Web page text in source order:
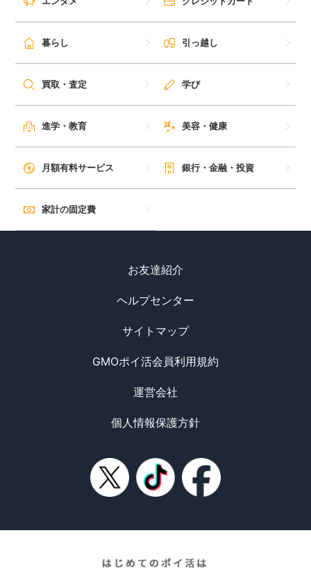
暮らし 引っ越し
買取・査定 学び
進学・教育 美容・健康
月額有料サービス 銀行・金融・投資
家計の固定費
お友達紹介
ヘルプセンター
サイトマップ
GMOポイ活会員利用規約
運営会社
個人情報保護方針